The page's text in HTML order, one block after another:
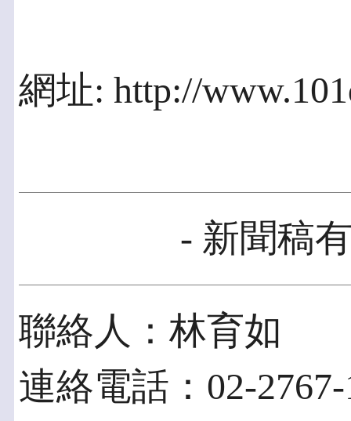
網址: http://
- 新聞稿
聯絡人：林育如
連絡電話：02-2767-